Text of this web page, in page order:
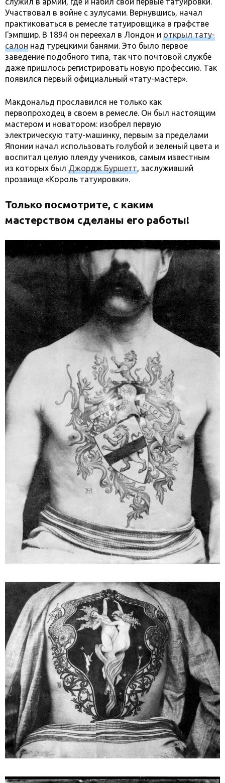
Участвовал в войне с зулусами. Вернувшись, начал
практиковаться в ремесле татуировщика в графстве
Гэмпшир. В 1894 он переехал в Лондон и открыл тату-
салон над турецкими банями. Это было первое
заведение подобного типа, так что почтовой службе
даже пришлось регистрировать новую профессию. Так
появился первый официальный «тату-мастер».
Макдональд прославился не только как
первопроходец в своем в ремесле. Он был настоящим
мастером и новатором: изобрел первую
электрическую тату-машинку, первым за пределами
Японии начал использовать голубой и зеленый цвета и
воспитал целую плеяду учеников, самым известным
из которых был Джордж Буршетт, заслуживший
прозвище «Король татуировки».
Только посмотрите, с каким
мастерством сделаны его работы!